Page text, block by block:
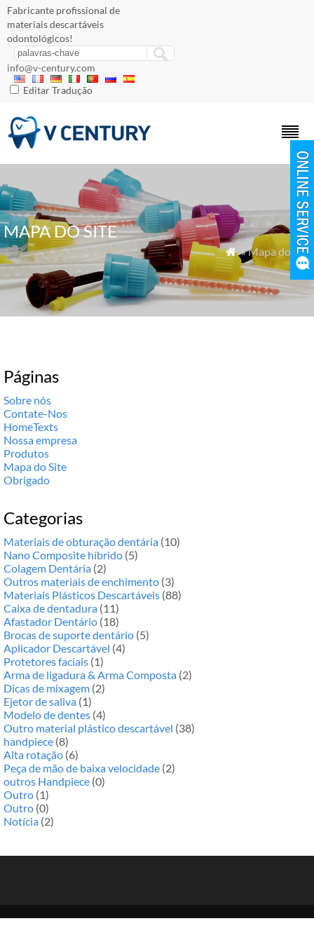
Fabricante profissional de
materiais descartáveis ​​
odontológicos!
info@v-century.com
Editar Tradução
MAPA DO SITE
 » Mapa do site
Páginas
Sobre nós
Contate-Nos
HomeTexts
Nossa empresa
Produtos
Mapa do Site
Obrigado
Categorias
Materiais de obturação dentária (10)
Nano Composite híbrido (5)
Colagem Dentária (2)
Outros materiais de enchimento (3)
Materiais Plásticos Descartáveis (88)
Caixa de dentadura (11)
Afastador Dentário (18)
Brocas de suporte dentário (5)
Aplicador Descartável (4)
Protetores faciais (1)
Arma de ligadura & Arma Composta (2)
Dicas de mixagem (2)
Ejetor de saliva (1)
Modelo de dentes (4)
Outro material plástico descartável (38)
handpiece (8)
Alta rotação (6)
Peça de mão de baixa velocidade (2)
outros Handpiece (0)
Outro (1)
Outro (0)
Notícia (2)